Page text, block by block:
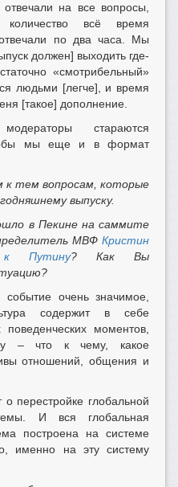
на все вопросы,
всё время
по два часа. Мы
должен] выходить где-
«смотрибельный»
людьми [легче], и время
[такое] дополнение.
стараются
мы еще и в формат
к тем вопросам, которые
выпуску.
в Пекине на саммите
МВФ Кристин
Путину? Как Вы
событие очень значимое,
содержит в себе
моментов,
– что к чему, какое
отношений, общения и
перестройке глобальной
И вся глобальная
построена на системе
на эту систему